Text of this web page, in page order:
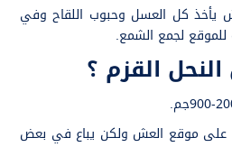
يأخذ كل العسل وحبوب اللقاح وفي
للموقع لجمع الشمع.
القزم ؟
على موقع العش ولكن يباع في بعض